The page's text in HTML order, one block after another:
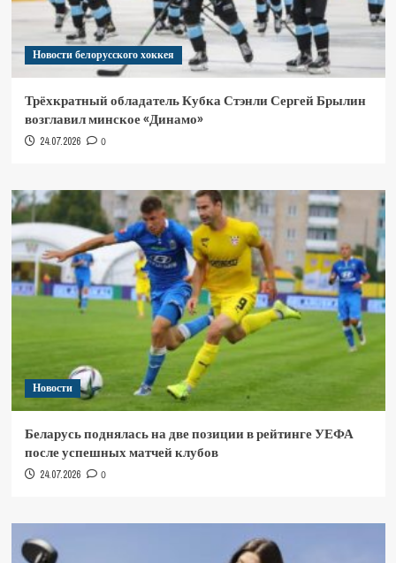
Новости белорусского хоккея
Трёхкратный обладатель Кубка Стэнли Сергей Брылин
возглавил минское «Динамо»
24.07.2026 0
Новости
Беларусь поднялась на две позиции в рейтинге УЕФА
после успешных матчей клубов
24.07.2026 0